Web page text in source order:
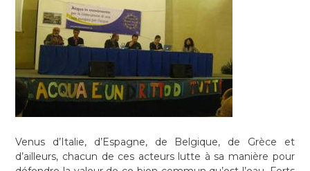
Venus d’Italie, d’Espagne, de Belgique, de Grèce et
d’ailleurs, chacun de ces acteurs lutte à sa manière pour